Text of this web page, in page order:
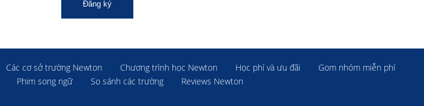
Đăng ký
Các cơ sở trường Newton Chương trình học Newton Học phí và ưu đãi
Gom nhóm miễn phí
Phim song ngữ So sánh các trường Reviews Newton